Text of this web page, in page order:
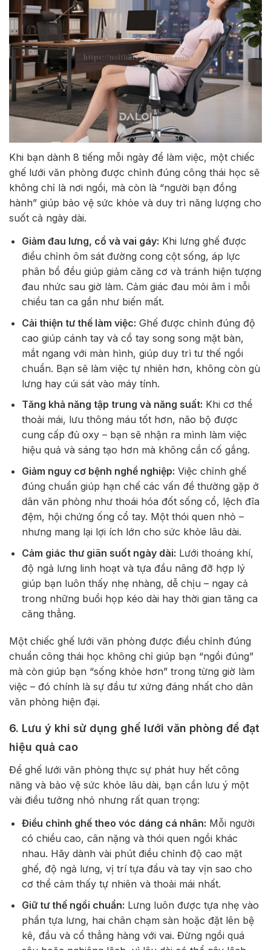
Khi bạn dành 8 tiếng mỗi ngày để làm việc, một chiếc
ghế lưới văn phòng được chỉnh đúng công thái học sẽ
không chỉ là nơi ngồi, mà còn là “người bạn đồng
hành” giúp bảo vệ sức khỏe và duy trì năng lượng cho
suốt cả ngày dài.
Giảm đau lưng, cổ và vai gáy: Khi lưng ghế được
điều chỉnh ôm sát đường cong cột sống, áp lực
phân bổ đều giúp giảm căng cơ và tránh hiện tượng
đau nhức sau giờ làm. Cảm giác đau mỏi âm ỉ mỗi
chiều tan ca gần như biến mất.
Cải thiện tư thế làm việc: Ghế được chỉnh đúng độ
cao giúp cánh tay và cổ tay song song mặt bàn,
mắt ngang với màn hình, giúp duy trì tư thế ngồi
chuẩn. Bạn sẽ làm việc tự nhiên hơn, không còn gù
lưng hay cúi sát vào máy tính.
Tăng khả năng tập trung và năng suất: Khi cơ thể
thoải mái, lưu thông máu tốt hơn, não bộ được
cung cấp đủ oxy – bạn sẽ nhận ra mình làm việc
hiệu quả và sáng tạo hơn mà không cần cố gắng.
Giảm nguy cơ bệnh nghề nghiệp: Việc chỉnh ghế
đúng chuẩn giúp hạn chế các vấn đề thường gặp ở
dân văn phòng như thoái hóa đốt sống cổ, lệch đĩa
đệm, hội chứng ống cổ tay. Một thói quen nhỏ –
nhưng mang lại lợi ích lớn cho sức khỏe lâu dài.
Cảm giác thư giãn suốt ngày dài: Lưới thoáng khí,
độ ngả lưng linh hoạt và tựa đầu nâng đỡ hợp lý
giúp bạn luôn thấy nhẹ nhàng, dễ chịu – ngay cả
trong những buổi họp kéo dài hay thời gian tăng ca
căng thẳng.
Một chiếc ghế lưới văn phòng được điều chỉnh đúng
chuẩn công thái học không chỉ giúp bạn “ngồi đúng”
mà còn giúp bạn “sống khỏe hơn” trong từng giờ làm
việc – đó chính là sự đầu tư xứng đáng nhất cho dân
văn phòng hiện đại.
6. Lưu ý khi sử dụng ghế lưới văn phòng để đạt
hiệu quả cao
Để ghế lưới văn phòng thực sự phát huy hết công
năng và bảo vệ sức khỏe lâu dài, bạn cần lưu ý một
vài điều tưởng nhỏ nhưng rất quan trọng:
Điều chỉnh ghế theo vóc dáng cá nhân: Mỗi người
có chiều cao, cân nặng và thói quen ngồi khác
nhau. Hãy dành vài phút điều chỉnh độ cao mặt
ghế, độ ngả lưng, vị trí tựa đầu và tay vịn sao cho
cơ thể cảm thấy tự nhiên và thoải mái nhất.
Giữ tư thế ngồi chuẩn: Lưng luôn được tựa nhẹ vào
phần tựa lưng, hai chân chạm sàn hoặc đặt lên bệ
kê, đầu và cổ thẳng hàng với vai. Đừng ngồi quá